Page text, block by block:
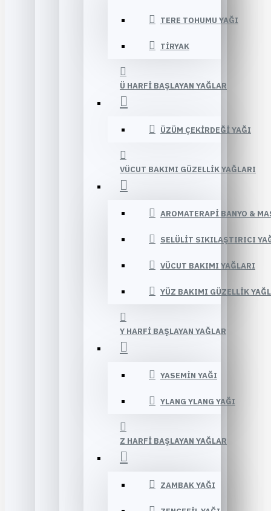
TERE TOHUMU YAĞI
TIRYAK
Ü HARFI BAŞLAYAN YAĞLAR
ÜZÜM ÇEKIRDEĞI YAĞI
VÜCUT BAKIMI GÜZELLIK YAĞLARI
AROMATERAPI BANYO &
SELÜLIT SIKILAŞTIRICI
VÜCUT BAKIMI YAĞLARI
YÜZ BAKIMI GÜZELLIK
Y HARFI BAŞLAYAN YAĞLAR
YASEMIN YAĞI
YLANG YLANG YAĞI
Z HARFI BAŞLAYAN YAĞLAR
ZAMBAK YAĞI